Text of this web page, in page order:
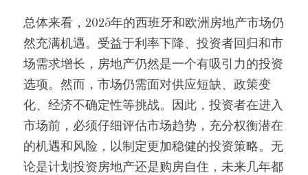
总体来看，2025年的西班牙和欧洲房地产市场仍
然充满机遇。受益于利率下降、投资者回归和市
场需求增长，房地产仍然是一个有吸引力的投资
选项。然而，市场仍需面对供应短缺、政策变
化、经济不确定性等挑战。因此，投资者在进入
市场前，必须仔细评估市场趋势，充分权衡潜在
的机遇和风险，以制定更加稳健的投资策略。无
论是计划投资房地产还是购房自住，未来几年都